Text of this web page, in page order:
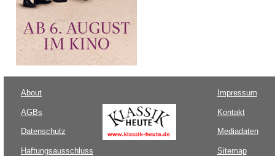
About
AGBs
Datenschutz
Haftungsausschluss
Impressum
Kontakt
Mediadaten
Sitemap